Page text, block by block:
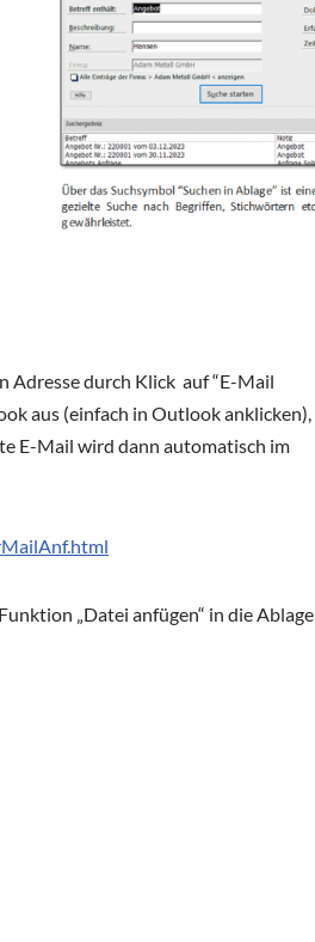
Adresse durch Klick auf “E-Mail
aus (einfach in Outlook anklicken),
E-Mail wird dann automatisch im
„Datei anfügen“ in die Ablage